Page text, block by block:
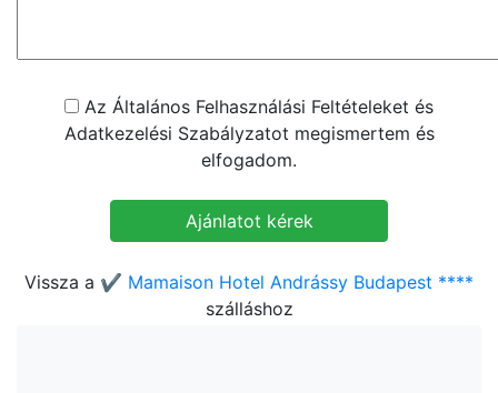
Az Általános Felhasználási Feltételeket és
Adatkezelési Szabályzatot megismertem és
elfogadom.
Vissza a ✔️ Mamaison Hotel Andrássy Budapest ****
szálláshoz